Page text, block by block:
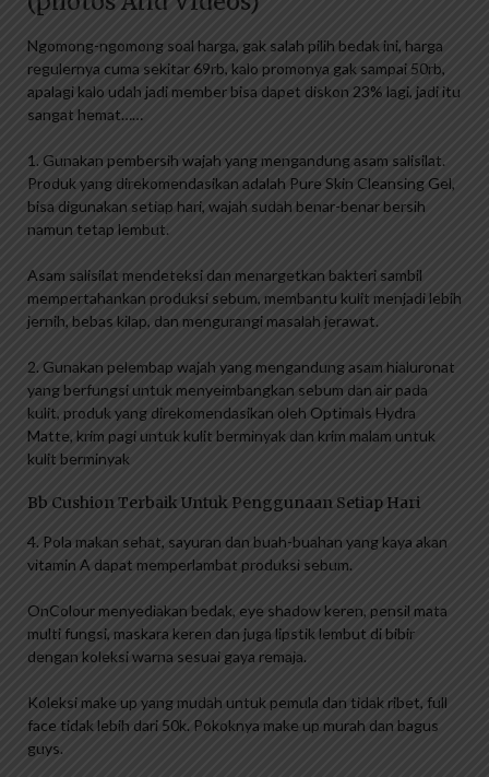
Ngomong-ngomong soal harga, gak salah pilih bedak ini, harga
regulernya cuma sekitar 69rb, kalo promonya gak sampai 50rb,
apalagi kalo udah jadi member bisa dapet diskon 23% lagi, jadi itu
sangat hemat……
1. Gunakan pembersih wajah yang mengandung asam salisilat.
Produk yang direkomendasikan adalah Pure Skin Cleansing Gel,
bisa digunakan setiap hari, wajah sudah benar-benar bersih
namun tetap lembut.
Asam salisilat mendeteksi dan menargetkan bakteri sambil
mempertahankan produksi sebum, membantu kulit menjadi lebih
jernih, bebas kilap, dan mengurangi masalah jerawat.
2. Gunakan pelembap wajah yang mengandung asam hialuronat
yang berfungsi untuk menyeimbangkan sebum dan air pada
kulit, produk yang direkomendasikan oleh Optimals Hydra
Matte, krim pagi untuk kulit berminyak dan krim malam untuk
kulit berminyak
Bb Cushion Terbaik Untuk Penggunaan Setiap Hari
4. Pola makan sehat, sayuran dan buah-buahan yang kaya akan
vitamin A dapat memperlambat produksi sebum.
OnColour menyediakan bedak, eye shadow keren, pensil mata
multi fungsi, maskara keren dan juga lipstik lembut di bibir
dengan koleksi warna sesuai gaya remaja.
Koleksi make up yang mudah untuk pemula dan tidak ribet, full
face tidak lebih dari 50k. Pokoknya make up murah dan bagus
guys.